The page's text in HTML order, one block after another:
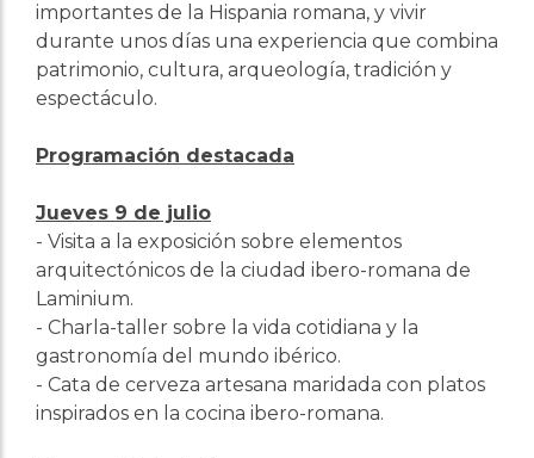
importantes de la Hispania romana, y vivir
durante unos días una experiencia que combina
patrimonio, cultura, arqueología, tradición y
espectáculo.
Programación destacada
Jueves 9 de julio
- Visita a la exposición sobre elementos
arquitectónicos de la ciudad ibero-romana de
Laminium.
- Charla-taller sobre la vida cotidiana y la
gastronomía del mundo ibérico.
- Cata de cerveza artesana maridada con platos
inspirados en la cocina ibero-romana.